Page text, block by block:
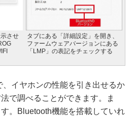
させ
タブにある「詳細設定」を開き、
ファームウェアバージョンにある
「LMP」の表記をチェックする
イヤホンの性能を引き出せるか
で調べることができます。ま
。Bluetooth機能を搭載していれ